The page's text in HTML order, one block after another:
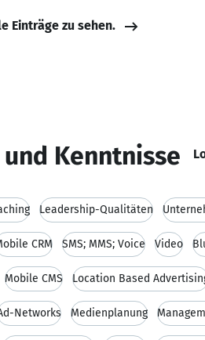
Einträge zu sehen.
Kenntnisse
Leadership-Qualitäten
CRM SMS; MMS; Voice Video
Mobile CMS Location Based
Networks Medienplanung